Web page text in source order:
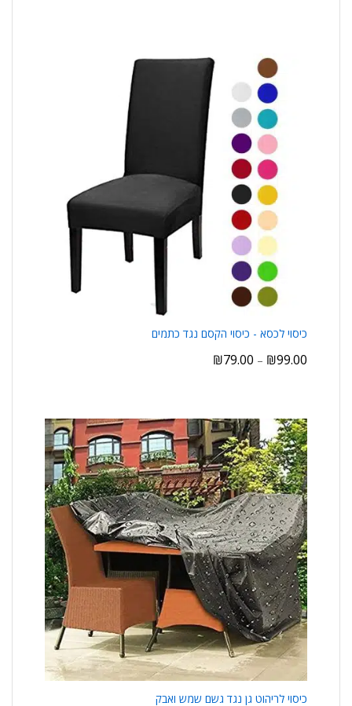
כיסוי לכסא - כיסוי הקסם נגד כתמים
₪79.00 – ₪99.00
כיסוי לריהוט גן נגד גשם שמש ואבק